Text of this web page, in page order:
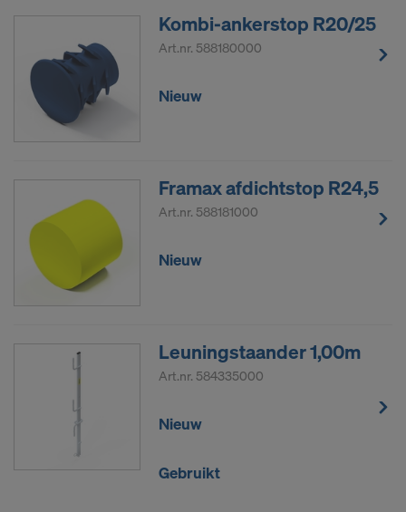
Kombi-ankerstop R20/25
Art.nr. 588180000
Nieuw
Framax afdichtstop R24,5
Art.nr. 588181000
Nieuw
Leuningstaander 1,00m
Art.nr. 584335000
Nieuw
Gebruikt